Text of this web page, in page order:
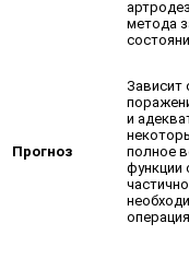
метода
Прогноз
Зависит
и
полное
функции